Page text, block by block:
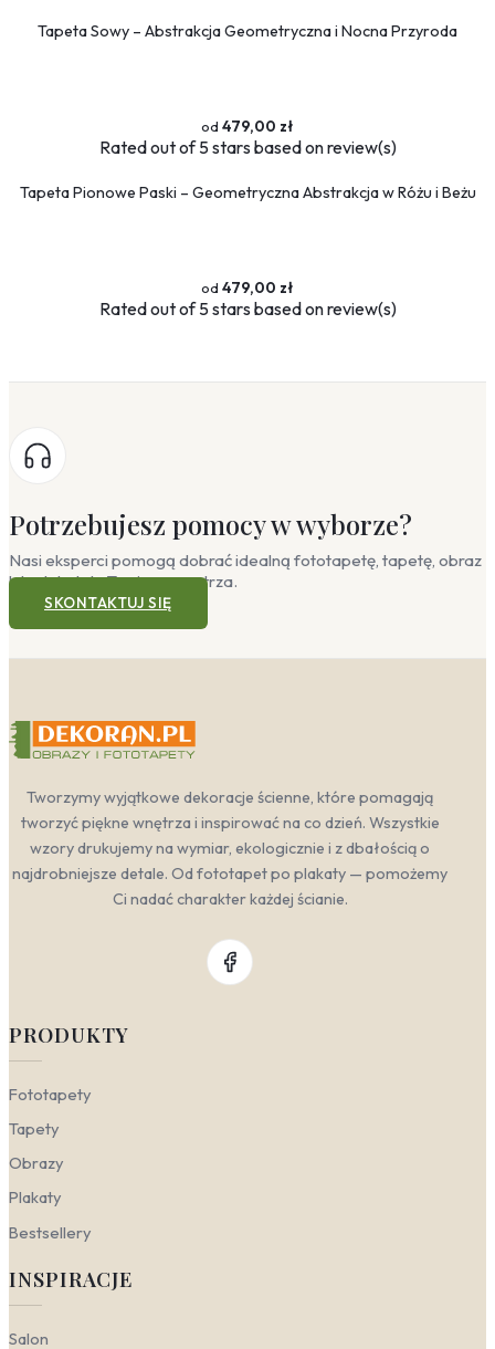
Tapeta Sowy – Abstrakcja Geometryczna i Nocna Przyroda
479,00 zł
Ratedout of 5 stars based onreview(s)
Tapeta Pionowe Paski – Geometryczna Abstrakcja w Różu i Beżu
479,00 zł
Ratedout of 5 stars based onreview(s)
Potrzebujesz pomocy w wyborze?
Nasi eksperci pomogą dobrać idealną fototapetę, tapetę, obraz
lub plakat do Twojego wnętrza.
SKONTAKTUJ SIĘ
Tworzymy wyjątkowe dekoracje ścienne, które pomagają
tworzyć piękne wnętrza i inspirować na co dzień. Wszystkie
wzory drukujemy na wymiar, ekologicznie i z dbałością o
najdrobniejsze detale. Od fototapet po plakaty — pomożemy
Ci nadać charakter każdej ścianie.
PRODUKTY
Fototapety
Tapety
Obrazy
Plakaty
Bestsellery
INSPIRACJE
Salon